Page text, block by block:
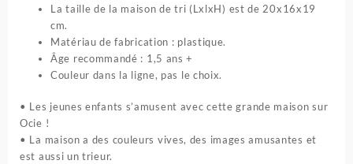
La taille de la maison de tri (LxlxH) est de 20x16x19
cm.
Matériau de fabrication : plastique.
Âge recommandé : 1,5 ans +
Couleur dans la ligne, pas le choix.
• Les jeunes enfants s’amusent avec cette grande maison sur
Ocie !
• La maison a des couleurs vives, des images amusantes et
est aussi un trieur.